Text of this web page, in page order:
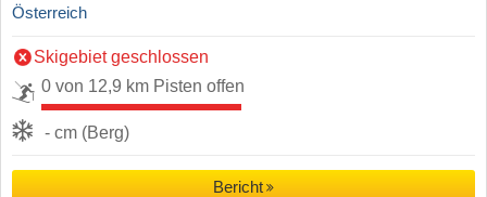
Österreich
Skigebiet geschlossen
0 von 12,9 km Pisten offen
- cm (Berg)
Bericht